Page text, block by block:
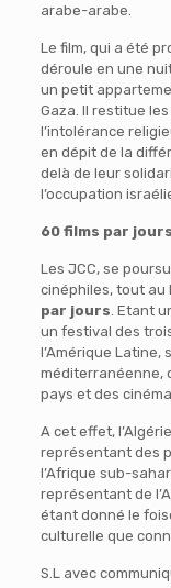
arabe-arabe.
Le film, qui a été
déroule en une
un petit
Gaza. Il restitue
l’intolérance
en dépit de la
delà de leur
l’occupation
60 films par jours
Les JCC, se
cinéphiles, tout au
par jours. Etant
un festival des
l’Amérique Latine,
méditerranéenne,
pays et des
A cet effet,
représentant des
l’Afrique sub-
représentant de
étant donné le
culturelle que
S.L avec